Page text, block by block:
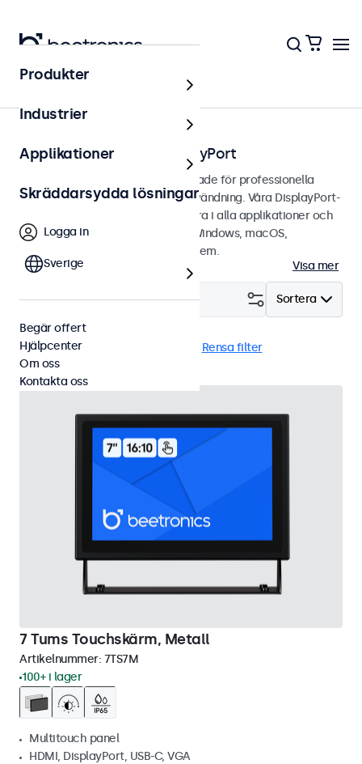
Hem
Touchskärmar med DisplayPort
DisplayPort-touchskärmar designade för professionella
applikationer och kontinuerlig användning. Våra DisplayPort-
touchskärmar är lätta att integrera i alla applikationer och
miljöer samt är kompatibla med Windows, macOS,
ChromeOS och Linux operativsystem.
Visa mer
Sortera
Filtrera (29)
DisplayPort Rensa filter
7 Tums Touchskärm, Metall
Artikelnummer: 7TS7M
100+ i lager
Multitouch panel
HDMI, DisplayPort, USB-C, VGA
Produkter
Industrier
Applikationer
Skräddarsydda lösningar
Logga in
Sverige
Begär offert
Hjälpcenter
Om oss
Kontakta oss